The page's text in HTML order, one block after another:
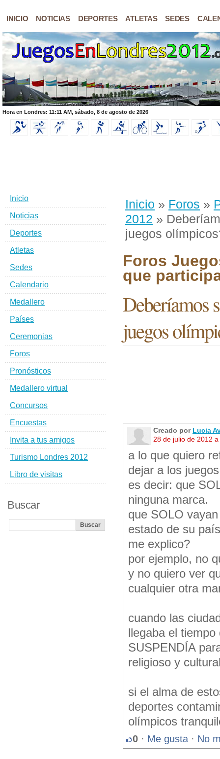
INICIO NOTICIAS DEPORTES ATLETAS SEDES
Hora en Londres: 11:11 AM, sábado, 8 de agosto de 2026
Inicio » Foros »
2012 »
juegos
Foros
que
Deberíamos
juegos
Creado por Lucia
28 de julio de 2012
a lo que quiero
dejar a los
es decir: que
ninguna marca.
que SOLO
estado de su
me explico?
por ejemplo, no
y no quiero ver
cualquier otra
cuando las
llegaba el
SUSPENDÍA
religioso y
si el alma de
deportes
olímpicos
0 · Me gusta · No
Inicio
Noticias
Deportes
Atletas
Sedes
Calendario
Medallero
Países
Ceremonias
Foros
Pronósticos
Medallero virtual
Concursos
Encuestas
Invita a tus amigos
Turismo Londres 2012
Libro de visitas
Buscar